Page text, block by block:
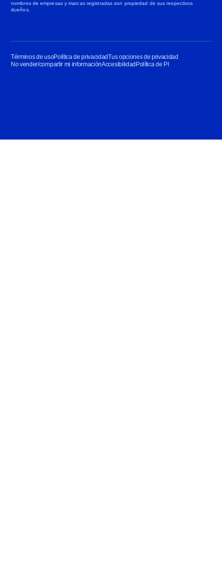
nombres de empresas y marcas registradas son propiedad de sus respectivos
dueños.
Términos de usoPolítica de privacidadTus opciones de privacidad
No vender/compartir mi informaciónAccesibilidad Política de PI